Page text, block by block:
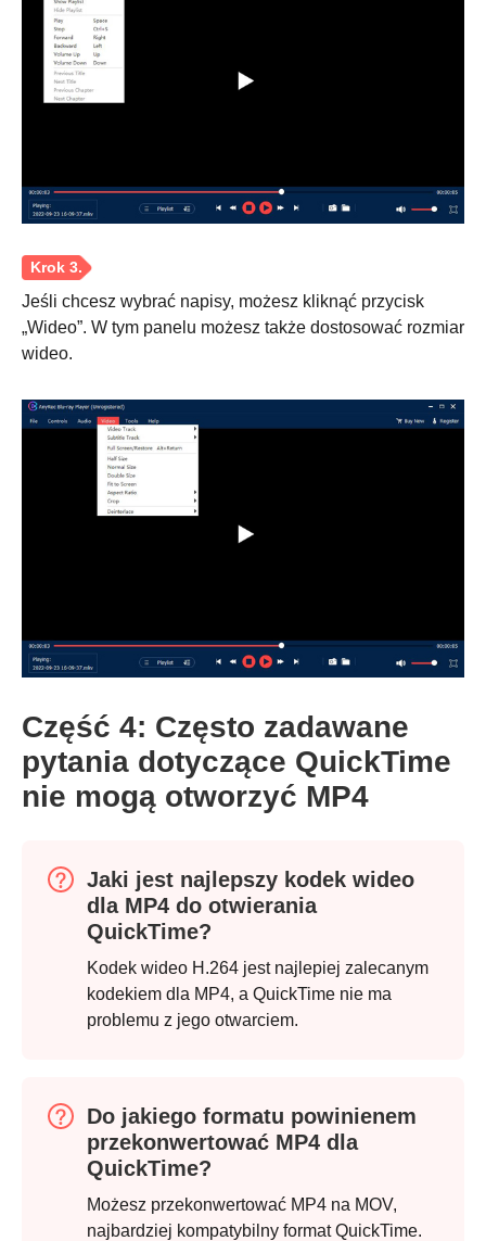
Jeśli chcesz wybrać napisy, możesz kliknąć przycisk
„Wideo”. W tym panelu możesz także dostosować rozmiar
wideo.
Część 4: Często zadawane
pytania dotyczące QuickTime
nie mogą otworzyć MP4
Jaki jest najlepszy kodek wideo
dla MP4 do otwierania
QuickTime?
Kodek wideo H.264 jest najlepiej zalecanym
kodekiem dla MP4, a QuickTime nie ma
problemu z jego otwarciem.
Do jakiego formatu powinienem
przekonwertować MP4 dla
QuickTime?
Możesz przekonwertować MP4 na MOV,
najbardziej kompatybilny format QuickTime.